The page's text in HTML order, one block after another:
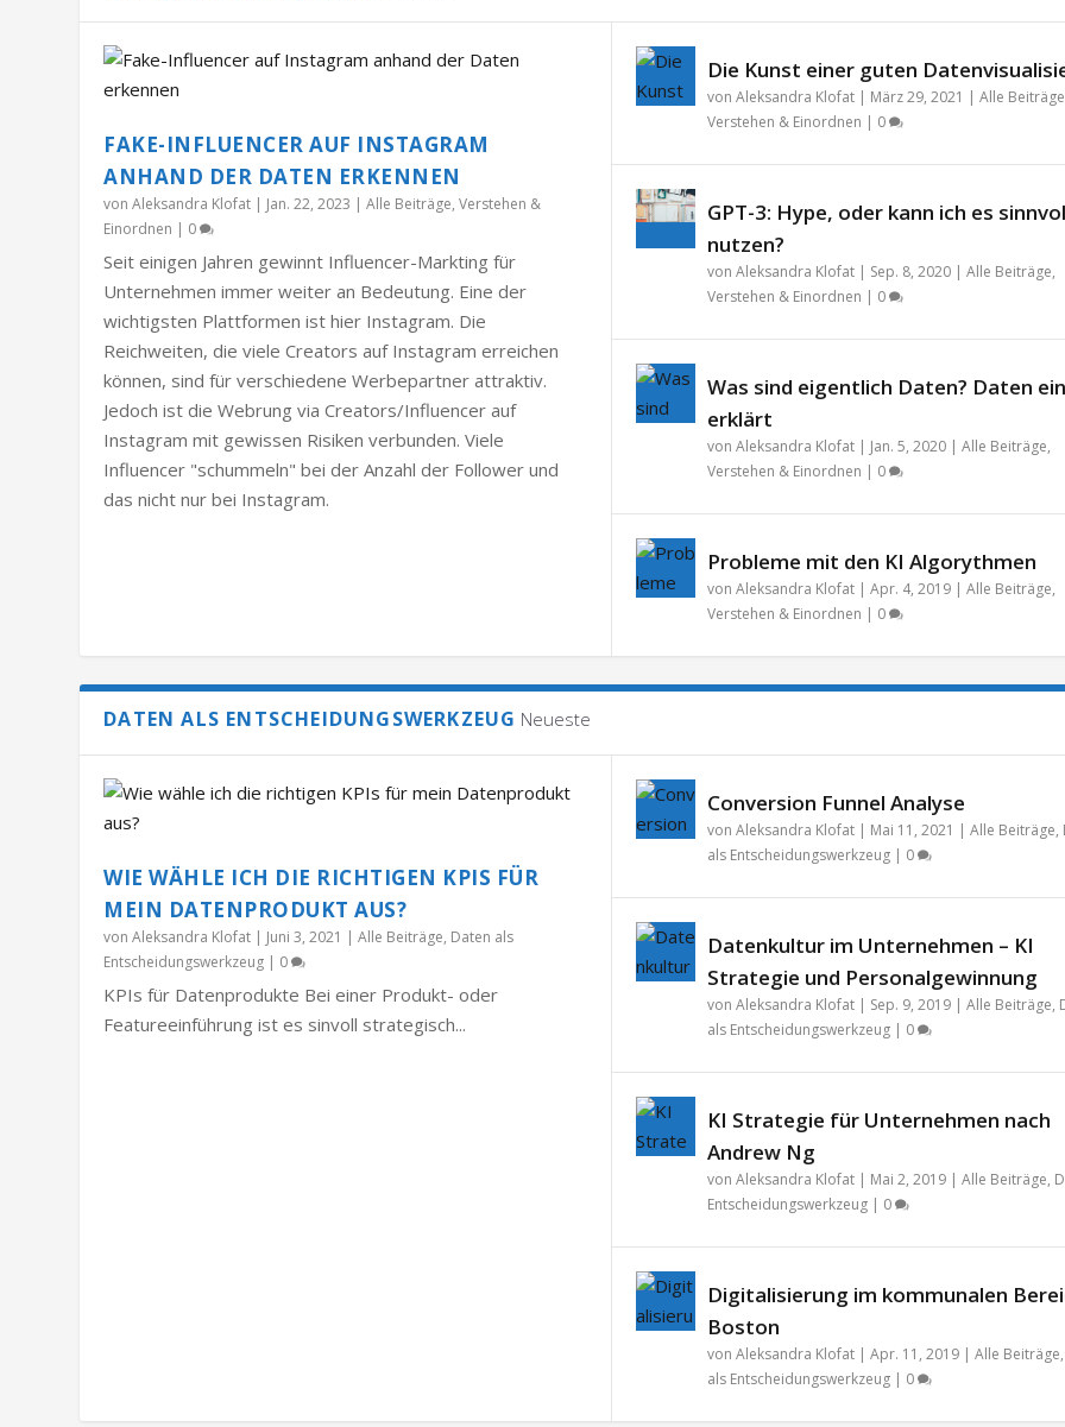
FAKE-INFLUENCER AUF INSTAGRAM
ANHAND DER DATEN ERKENNEN
vonAleksandra Klofat | Jan. 22, 2023 |Alle Beiträge,Verstehen &
Einordnen | 0
Seit einigen Jahren gewinnt Influencer-Markting für
Unternehmen immer weiter an Bedeutung. Eine der
wichtigsten Plattformen ist hier Instagram. Die
Reichweiten, die viele Creators auf Instagram erreichen
können, sind für verschiedene Werbepartner attraktiv.
Jedoch ist die Webrung via Creators/Influencer auf
Instagram mit gewissen Risiken verbunden. Viele
Influencer "schummeln" bei der Anzahl der Follower und
das nicht nur bei Instagram.
Die Kunst einer guten
von Aleksandra Klofat| März 29, 2021 | Alle Beiträge
Verstehen & Einordnen | 0
GPT-3: Hype, oder kann ich es
nutzen?
von Aleksandra Klofat| Sep. 8, 2020| Alle Beiträge,
Verstehen & Einordnen | 0
Was sind eigentlich Daten? Daten
erklärt
von Aleksandra Klofat| Jan. 5, 2020| Alle Beiträge,
Verstehen & Einordnen | 0
Probleme mit den KI Algorythmen
von Aleksandra Klofat| Apr. 4, 2019| Alle Beiträge,
Verstehen & Einordnen | 0
DATEN ALS ENTSCHEIDUNGSWERKZEUG Neueste
WIE WÄHLE ICH DIE RICHTIGEN KPIS FÜR
MEIN DATENPRODUKT AUS?
vonAleksandra Klofat | Juni 3, 2021 |Alle Beiträge, Daten als
Entscheidungswerkzeug | 0
KPIs für Datenprodukte Bei einer Produkt- oder
Featureeinführung ist es sinvoll strategisch...
Conversion Funnel Analyse
von Aleksandra Klofat| Mai 11, 2021 | Alle Beiträge,
als Entscheidungswerkzeug| 0
Datenkultur im Unternehmen – KI
Strategie und Personalgewinnung
von Aleksandra Klofat| Sep. 9, 2019| Alle Beiträge,
als Entscheidungswerkzeug| 0
KI Strategie für Unternehmen nach
Andrew Ng
von Aleksandra Klofat| Mai 2, 2019| Alle Beiträge,
Entscheidungswerkzeug| 0
Digitalisierung im kommunalen
Boston
von Aleksandra Klofat| Apr. 11, 2019| Alle Beiträge,
als Entscheidungswerkzeug| 0